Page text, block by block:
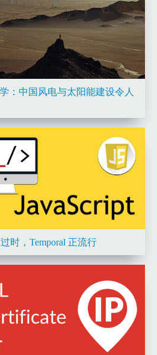
：中国风电与太阳能建设令人
时，Temporal 正流行